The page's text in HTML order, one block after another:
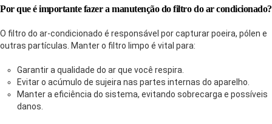
Por que é importante fazer a manutenção do filtro do ar condicionado?
O filtro do ar-condicionado é responsável por capturar poeira, pólen e
outras partículas. Manter o filtro limpo é vital para:
Garantir a qualidade do ar que você respira.
Evitar o acúmulo de sujeira nas partes internas do aparelho.
Manter a eficiência do sistema, evitando sobrecarga e possíveis
danos.